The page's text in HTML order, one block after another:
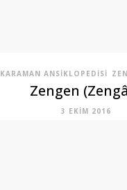
KARAMAN ANSIKLOPEDISI
Zengen
3 EKIM 2016